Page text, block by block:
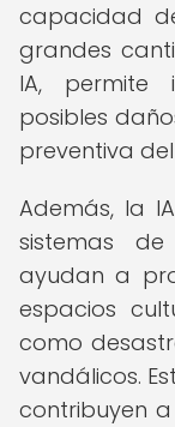
capacidad
grandes
IA, permite
posibles
preventiva
Además, la
sistemas
ayudan a
espacios
como
vandálicos.
contribuyen